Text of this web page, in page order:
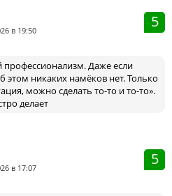
в 19:50 5
профессионализм. Даже если
этом никаких намёков нет. Только
можно сделать то-то и то-то».
делает
в 17:07 5